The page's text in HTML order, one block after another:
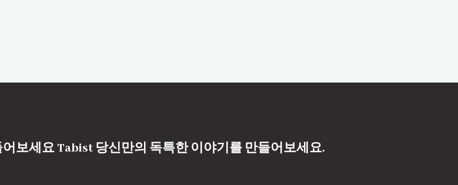
보세요 Tabist 당신만의 독특한 이야기를 만들어보세요.